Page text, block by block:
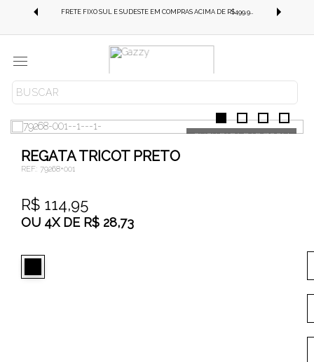
FRETE FIXO SUL E SUDESTE EM COMPRAS ACIMA DE R$499,99!
Menu BLUSAS
REGATA TRICOT PRETO
REF.: 79268+001
R$ 114,95
OU 4XDE R$ 28,73